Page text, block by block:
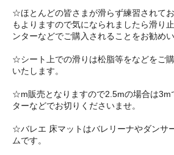
☆ほとんどの皆さまが滑らず練習されて
もよりますので気になられましたら滑り
ンターなどでご購入されることをお勧めい
☆シート上での滑りは松脂等をなどをご
いたします。
☆m販売となりますので2.5mの場合は3m
ターなどでお切りくださいませ。
☆バレエ 床マットはバレリーナやダンサ
ムです。